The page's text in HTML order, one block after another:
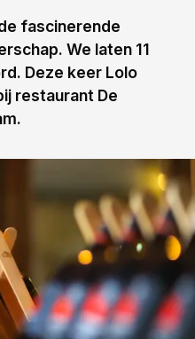
fascinerende
We laten 11
Deze keer Lolo
restaurant De